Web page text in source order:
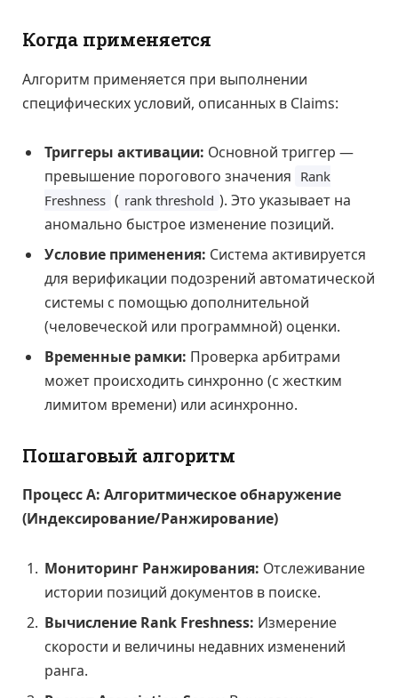
Когда применяется
Алгоритм применяется при выполнении
специфических условий, описанных в Claims:
Триггеры активации: Основной триггер —
превышение порогового значения Rank
Freshness ( rank threshold ). Это указывает на
аномально быстрое изменение позиций.
Условие применения: Система активируется
для верификации подозрений автоматической
системы с помощью дополнительной
(человеческой или программной) оценки.
Временные рамки: Проверка арбитрами
может происходить синхронно (с жестким
лимитом времени) или асинхронно.
Пошаговый алгоритм
Процесс А: Алгоритмическое обнаружение
(Индексирование/Ранжирование)
Мониторинг Ранжирования: Отслеживание
истории позиций документов в поиске.
Вычисление Rank Freshness: Измерение
скорости и величины недавних изменений
ранга.